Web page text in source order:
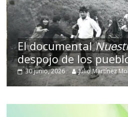
El documental
despojo de los
30 junio, 2026 Julio Martínez